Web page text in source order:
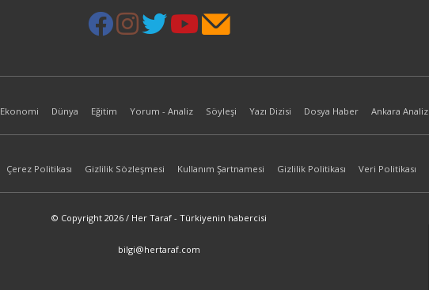
Ekonomi Dünya Eğitim Yorum - Analiz Söyleşi Yazı Dizisi Dosya Haber Ankara Analiz
Çerez Politikası Gizlilik Sözleşmesi Kullanım Şartnamesi Gizlilik Politikası Veri Politikası
© Copyright 2026 / Her Taraf - Türkiyenin habercisi
bilgi@hertaraf.com